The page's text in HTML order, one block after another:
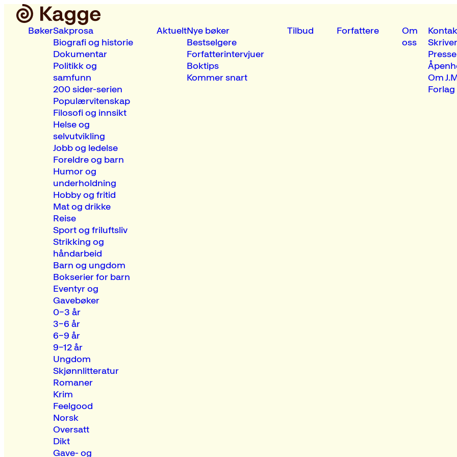
BøkerSakprosa
Biografi og historie
Dokumentar
Politikk og
samfunn
200 sider-serien
Populærvitenskap
Filosofi og innsikt
Helse og
selvutvikling
Jobb og ledelse
Foreldre og barn
Humor og
underholdning
Hobby og fritid
Mat og drikke
Reise
Sport og friluftsliv
Strikking og
håndarbeid
Barn og ungdom
Bokserier for barn
Eventyr og
Gavebøker
0–3 år
3–6 år
6–9 år
9–12 år
Ungdom
Skjønnlitteratur
Romaner
Krim
Feelgood
Norsk
Oversatt
Dikt
Gave- og
AktueltNye bøker
Bestselgere
Forfatterintervjuer
Boktips
Kommer snart
Tilbud Forfattere
Om
oss
Presse
Om
Forlag